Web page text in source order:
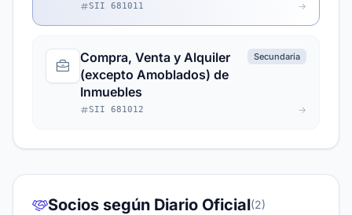
SII 681011
Compra, Venta y Alquiler
(excepto Amoblados) de
Inmuebles
Secundaria
SII 681012
Socios según Diario Oficial(2)